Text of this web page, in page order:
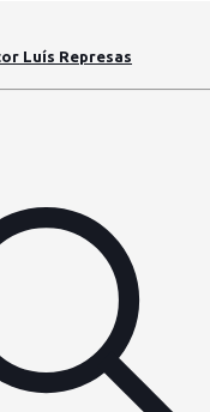
Luís Represas